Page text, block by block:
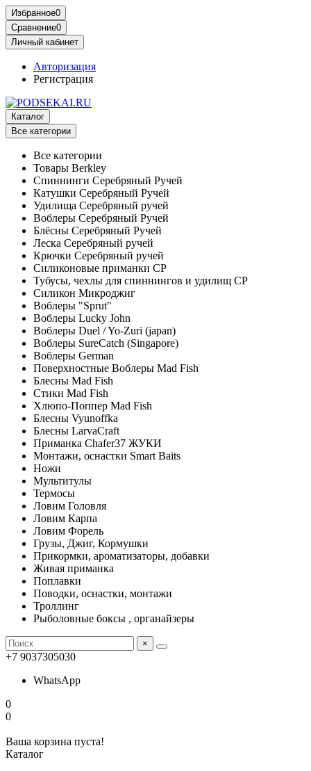
Избранное0
Сравнение0
Личный кабинет
Авторизация
Регистрация
Каталог
Все категории
Все категории
Товары Berkley
Спиннинги Серебряный Ручей
Катушки Серебряный Ручей
Удилища Серебряный ручей
Воблеры Серебряный Ручей
Блёсны Серебряный Ручей
Леска Серебряный ручей
Крючки Серебряный ручей
Силиконовые приманки СР
Тубусы, чехлы для спиннингов и удилищ СР
Силикон Микроджиг
Воблеры "Sprut"
Воблеры Lucky John
Воблеры Duel / Yo-Zuri (japan)
Воблеры SureCatch (Singapore)
Воблеры German
Поверхностные Воблеры Mad Fish
Блесны Mad Fish
Стики Mad Fish
Хлюпо-Поппер Mad Fish
Блесны Vyunoffka
Блесны LarvaCraft
Приманка Chafer37 ЖУКИ
Монтажи, оснастки Smart Baits
Ножи
Мультитулы
Термосы
Ловим Головля
Ловим Карпа
Ловим Форель
Грузы, Джиг, Кормушки
Прикормки, ароматизаторы, добавки
Живая приманка
Поплавки
Поводки, оснастки, монтажи
Троллинг
Рыболовные боксы , органайзеры
×
+7 9037305030
WhatsApp
0
0
Ваша корзина пуста!
Каталог